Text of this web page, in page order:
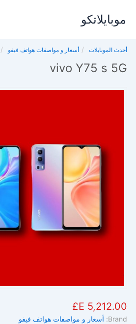
المحتوى
موبايلاتكو
أحدث الموبايلات أسعار و مواصفات هواتف فيفو
vivo Y75 s 5G
5,212.00 E£
Brand: أسعار و مواصفات هواتف فيفو